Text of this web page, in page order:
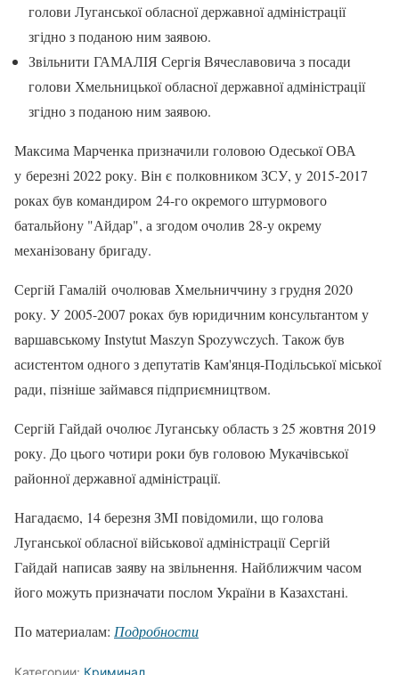
голови Луганської обласної державної адміністрації
згідно з поданою ним заявою.
Звільнити ГАМАЛІЯ Сергія Вячеславовича з посади
голови Хмельницької обласної державної адміністрації
згідно з поданою ним заявою.
Максима Марченка призначили головою Одеської ОВА
у березні 2022 року. Він є полковником ЗСУ, у 2015-2017
роках був командиром 24-го окремого штурмового
батальйону "Айдар", а згодом очолив 28-у окрему
механізовану бригаду.
Сергій Гамалій очолював Хмельниччину з грудня 2020
року. У 2005-2007 роках був юридичним консультантом у
варшавському Instytut Maszyn Spozywczych. Також був
асистентом одного з депутатів Кам'янця-Подільської міської
ради, пізніше займався підприємництвом.
Сергій Гайдай очолює Луганську область з 25 жовтня 2019
року. До цього чотири роки був головою Мукачівської
районної державної адміністрації.
Нагадаємо, 14 березня ЗМІ повідомили, що голова
Луганської обласної військової адміністрації Сергій
Гайдай написав заяву на звільнення. Найближчим часом
його можуть призначати послом України в Казахстані.
По материалам: Подробности
Категории: Криминал